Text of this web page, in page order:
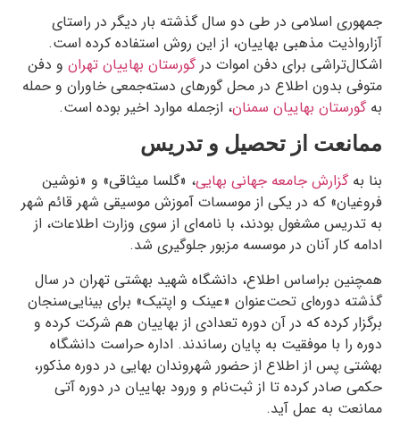
جمهوری اسلامی در طی دو سال گذشته بار دیگر در راستای
آزار‌و‌اذیت مذهبی بهاییان، از این روش استفاده کرده است.
اشکال‌تراشی برای دفن اموات در گورستان بهاییان تهرانو دفن
متوفی بدون اطلاع در محل گورهای دسته‌جمعی خاوران و حمله
به گورستان بهاییان سمنان، از‌جمله موارد اخیر بوده است.
ممانعت از تحصیل و تدریس
بنا به گزارش جامعه جهانی بهایی، «گلسا میثاقی» و «نوشین
فروغیان» که در یکی از موسسات آموزش موسیقی شهر قائم شهر
به تدریس مشغول بودند، با نامه‌ای از سوی وزارت اطلاعات، از
ادامه کار آنان در موسسه مزبور جلوگیری شد.
همچنین براساس اطلاع، دانشگاه شهید بهشتی تهران در سال
گذشته دوره‌ای تحت‌عنوان «عینک و اپتیک» برای بینایی‌سنجان
برگزار کرده که در آن دوره تعدادی از بهاییان هم شرکت کرده و
دوره را با موفقیت به پایان رساندند. اداره حراست دانشگاه
بهشتی پس از اطلاع از حضور شهروندان بهایی در دوره مذکور،
حکمی صادر کرده تا از ثبت‌نام و ورود بهاییان در دوره آتی
ممانعت به عمل آید.